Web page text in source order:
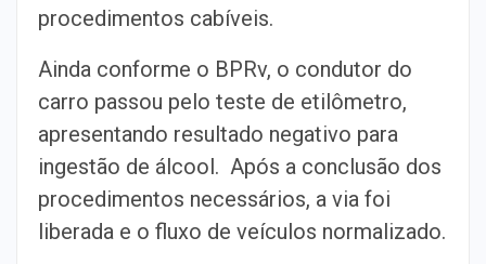
procedimentos cabíveis.
Ainda conforme o BPRv, o condutor do
carro passou pelo teste de etilômetro,
apresentando resultado negativo para
ingestão de álcool. Após a conclusão dos
procedimentos necessários, a via foi
liberada e o fluxo de veículos normalizado.